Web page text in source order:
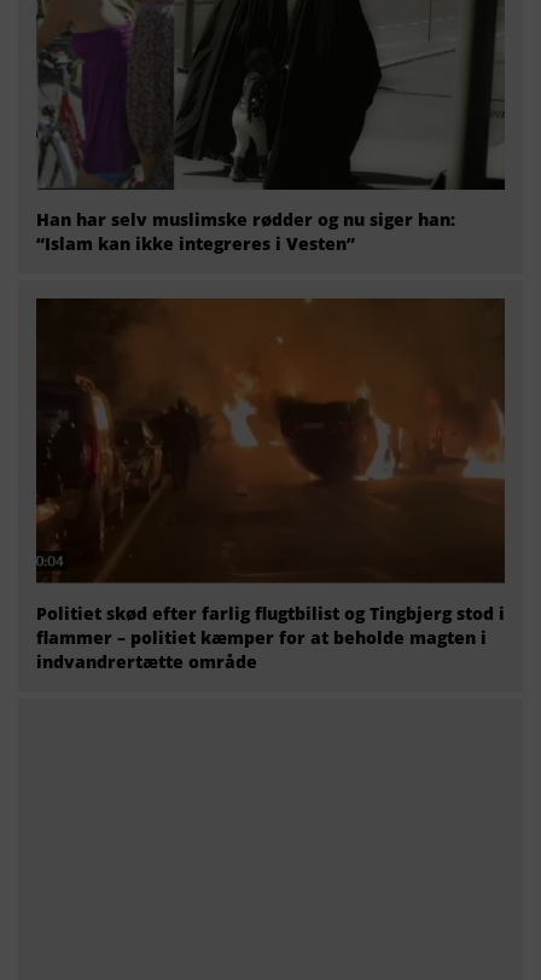
Han har selv muslimske rødder og nu siger han:
“Islam kan ikke integreres i Vesten”
Politiet skød efter farlig flugtbilist og Tingbjerg stod i
flammer – politiet kæmper for at beholde magten i
indvandrertætte område